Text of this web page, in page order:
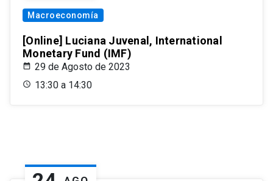
Macroeconomía
[Online] Luciana Juvenal, International
Monetary Fund (IMF)
29 de Agosto de 2023
13:30 a 14:30